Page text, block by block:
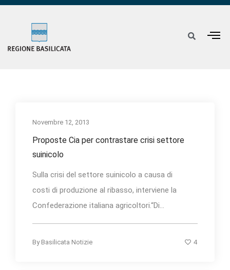
Novembre 12, 2013
Proposte Cia per contrastare crisi settore
suinicolo
Sulla crisi del settore suinicolo a causa di
costi di produzione al ribasso, interviene la
Confederazione italiana agricoltori.“Di...
By Basilicata Notizie 4